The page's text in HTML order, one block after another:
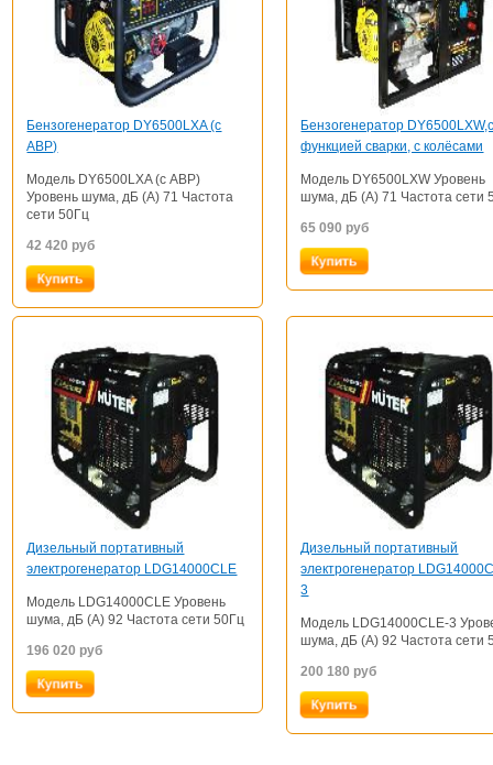
Бензогенератор DY6500LXA (с
АВР)
Модель DY6500LXA (с АВР)
Уровень шума, дБ (А) 71 Частота
сети 50Гц
42 420 руб
Бензогенератор
функцией сварки, с колёсами
Модель DY6500LXW Уровень
шума, дБ (А) 71 Частота сети
65 090 руб
Дизельный портативный
электрогенератор LDG14000CLE
Модель LDG14000CLE Уровень
шума, дБ (А) 92 Частота сети 50Гц
196 020 руб
Дизельный портативный
электрогенератор
3
Модель LDG14000CLE-3
шума, дБ (А) 92 Частота сети
200 180 руб